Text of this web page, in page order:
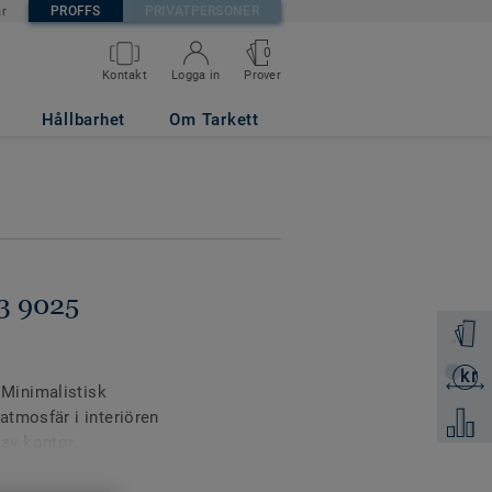
PROFFS PRIVATPERSONER
Kontakt Logga in
0
Prover
Hållbarhet Om Tarkett
Beställ
kr
Jämför
9025
Minimalistisk
i interiören